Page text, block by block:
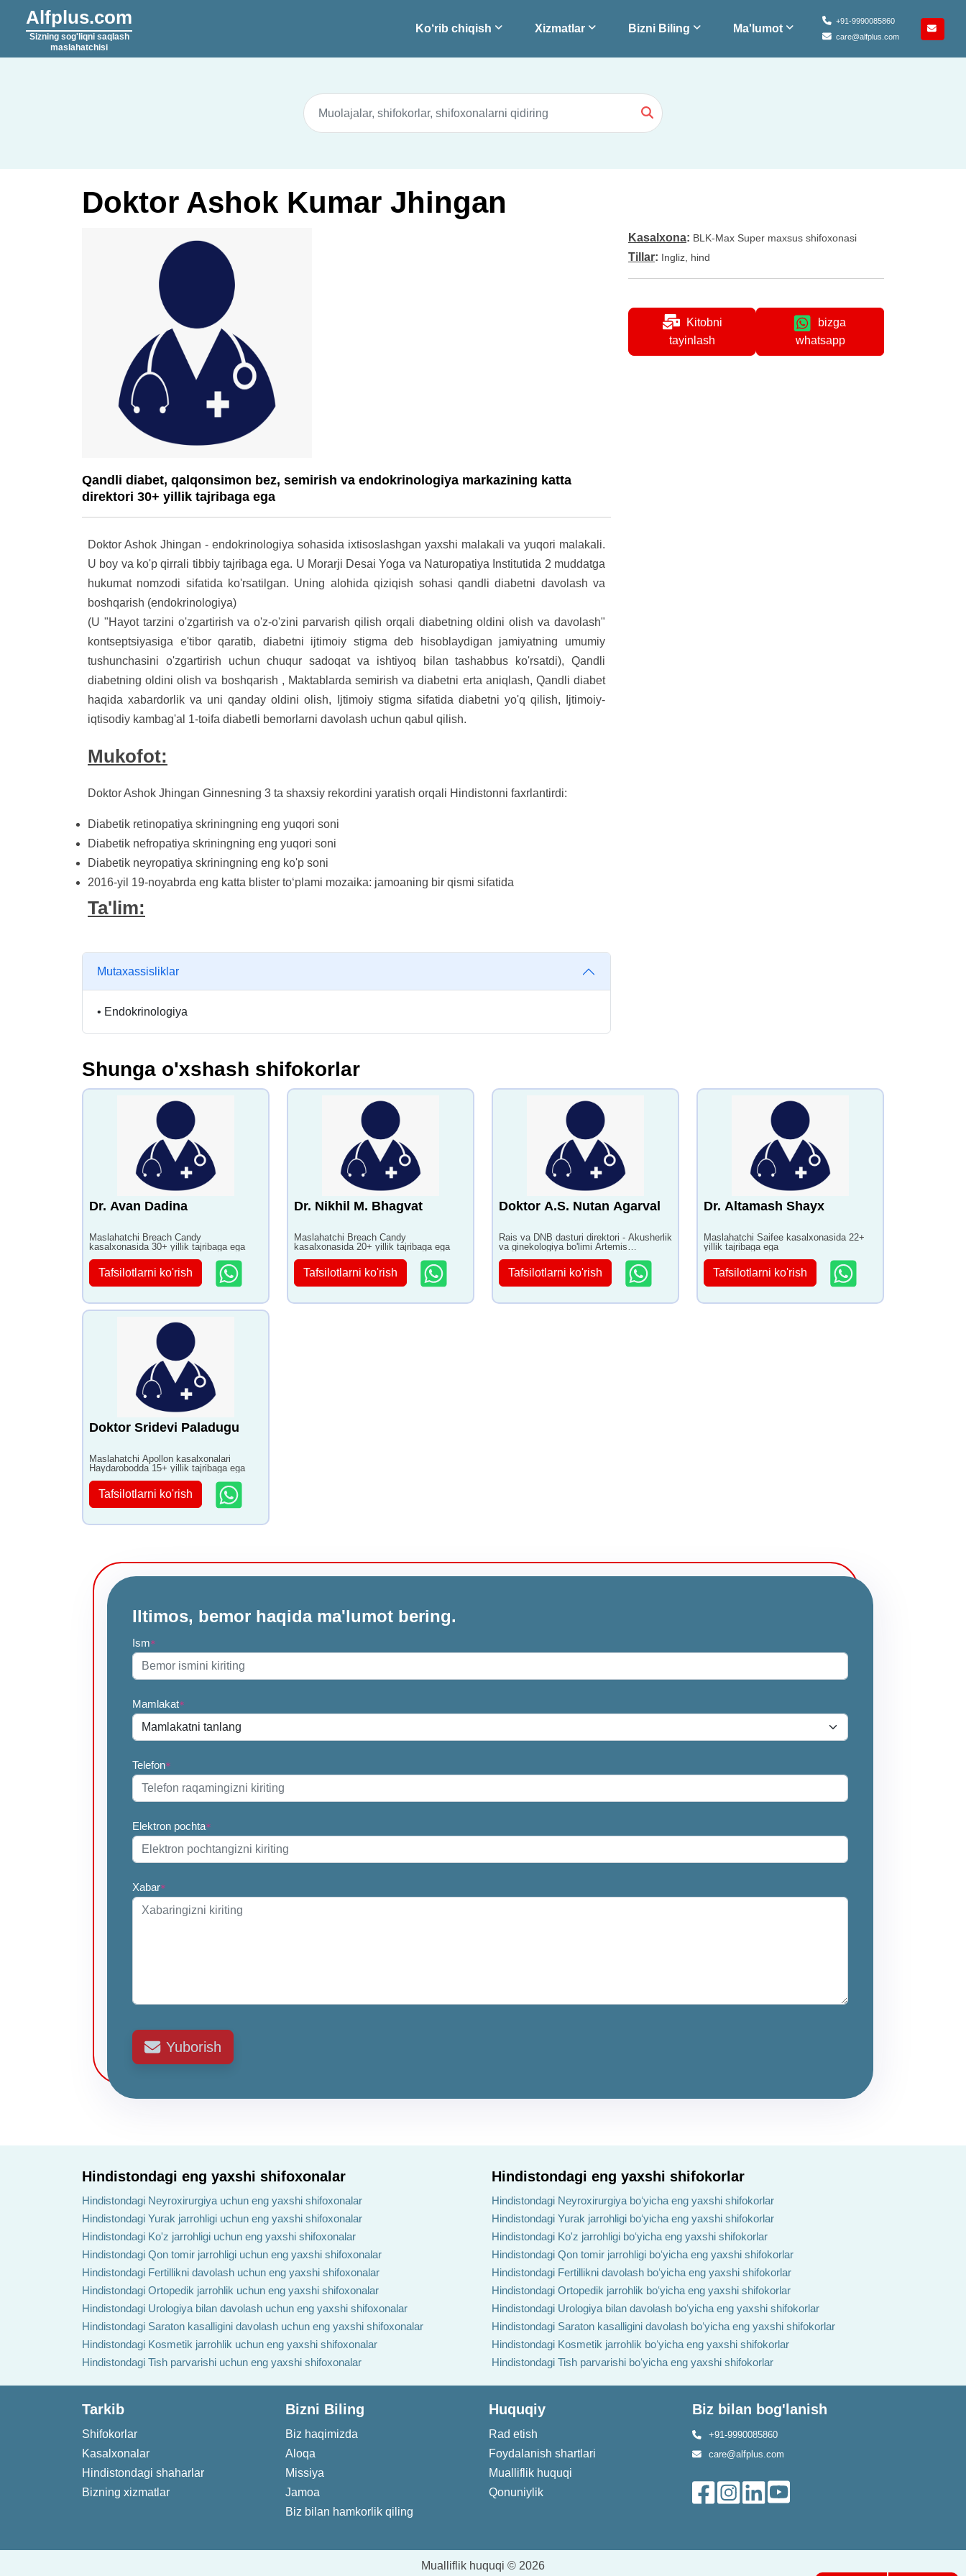
Alfplus.com
Sizning sog'liqni saqlash
maslahatchisi
+91-9990085860
care@alfplus.com
Ko‘rib chiqish Xizmatlar Bizni Biling Ma'lumot
Doktor Ashok Kumar Jhingan
Qandli diabet, qalqonsimon bez, semirish va endokrinologiya markazining katta
direktori 30+ yillik tajribaga ega
Doktor Ashok Jhingan - endokrinologiya sohasida ixtisoslashgan yaxshi malakali va yuqori malakali.
U boy va ko'p qirrali tibbiy tajribaga ega. U Morarji Desai Yoga va Naturopatiya Institutida 2 muddatga
hukumat nomzodi sifatida ko'rsatilgan. Uning alohida qiziqish sohasi qandli diabetni davolash va
boshqarish (endokrinologiya)
(U "Hayot tarzini o'zgartirish va o'z-o'zini parvarish qilish orqali diabetning oldini olish va davolash"
kontseptsiyasiga e'tibor qaratib, diabetni ijtimoiy stigma deb hisoblaydigan jamiyatning umumiy
tushunchasini o'zgartirish uchun chuqur sadoqat va ishtiyoq bilan tashabbus ko'rsatdi), Qandli
diabetning oldini olish va boshqarish , Maktablarda semirish va diabetni erta aniqlash, Qandli diabet
haqida xabardorlik va uni qanday oldini olish, Ijtimoiy stigma sifatida diabetni yo'q qilish, Ijtimoiy-
iqtisodiy kambag'al 1-toifa diabetli bemorlarni davolash uchun qabul qilish.
Mukofot:
Doktor Ashok Jhingan Ginnesning 3 ta shaxsiy rekordini yaratish orqali Hindistonni faxrlantirdi:
Diabetik retinopatiya skriningning eng yuqori soni
Diabetik nefropatiya skriningning eng yuqori soni
Diabetik neyropatiya skriningning eng ko'p soni
2016-yil 19-noyabrda eng katta blister toʻplami mozaika: jamoaning bir qismi sifatida
Ta'lim:
Mutaxassisliklar
• Endokrinologiya
Kasalxona: BLK-Max Super maxsus shifoxonasi
Tillar: Ingliz, hind
Kitobni
tayinlash
bizga
whatsapp
Shunga o'xshash shifokorlar
Dr. Avan Dadina
Maslahatchi Breach Candy
kasalxonasida 30+ yillik tajribaga ega
Tafsilotlarni ko'rish
Dr. Nikhil M. Bhagvat
Maslahatchi Breach Candy
kasalxonasida 20+ yillik tajribaga ega
Tafsilotlarni ko'rish
Doktor A.S. Nutan Agarval
Rais va DNB dasturi direktori - Akusherlik
va ginekologiya bo'limi Artemis
Tafsilotlarni ko'rish
Dr. Altamash Shayx
Maslahatchi Saifee kasalxonasida 22+
yillik tajribaga ega
Tafsilotlarni ko'rish
Doktor Sridevi Paladugu
Maslahatchi Apollon kasalxonalari
Haydarobodda 15+ yillik tajribaga ega
Tafsilotlarni ko'rish
Iltimos, bemor haqida ma'lumot bering.
Ism*
Mamlakat*
Telefon*
Elektron pochta*
Xabar*
Yuborish
Hindistondagi eng yaxshi shifoxonalar
Hindistondagi Neyroxirurgiya uchun eng yaxshi shifoxonalar
Hindistondagi Yurak jarrohligi uchun eng yaxshi shifoxonalar
Hindistondagi Ko'z jarrohligi uchun eng yaxshi shifoxonalar
Hindistondagi Qon tomir jarrohligi uchun eng yaxshi shifoxonalar
Hindistondagi Fertillikni davolash uchun eng yaxshi shifoxonalar
Hindistondagi Ortopedik jarrohlik uchun eng yaxshi shifoxonalar
Hindistondagi Urologiya bilan davolash uchun eng yaxshi shifoxonalar
Hindistondagi Saraton kasalligini davolash uchun eng yaxshi shifoxonalar
Hindistondagi Kosmetik jarrohlik uchun eng yaxshi shifoxonalar
Hindistondagi Tish parvarishi uchun eng yaxshi shifoxonalar
Hindistondagi eng yaxshi shifokorlar
Hindistondagi Neyroxirurgiya boʻyicha eng yaxshi shifokorlar
Hindistondagi Yurak jarrohligi boʻyicha eng yaxshi shifokorlar
Hindistondagi Ko'z jarrohligi boʻyicha eng yaxshi shifokorlar
Hindistondagi Qon tomir jarrohligi boʻyicha eng yaxshi shifokorlar
Hindistondagi Fertillikni davolash boʻyicha eng yaxshi shifokorlar
Hindistondagi Ortopedik jarrohlik boʻyicha eng yaxshi shifokorlar
Hindistondagi Urologiya bilan davolash boʻyicha eng yaxshi shifokorlar
Hindistondagi Saraton kasalligini davolash boʻyicha eng yaxshi shifokorlar
Hindistondagi Kosmetik jarrohlik boʻyicha eng yaxshi shifokorlar
Hindistondagi Tish parvarishi boʻyicha eng yaxshi shifokorlar
Tarkib
Shifokorlar
Kasalxonalar
Hindistondagi shaharlar
Bizning xizmatlar
Bizni Biling
Biz haqimizda
Aloqa
Missiya
Jamoa
Biz bilan hamkorlik qiling
Huquqiy
Rad etish
Foydalanish shartlari
Mualliflik huquqi
Qonuniylik
Biz bilan bog'lanish
+91-9990085860
care@alfplus.com
Mualliflik huquqi © 2026